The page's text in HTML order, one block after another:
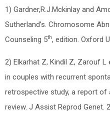
1) Gardner,R.J.Mckinlay and
Sutherland’s. Chromosome
Counseling 5th, edition. Oxford
2) Elkarhat Z, Kindil Z, Zarouf
in couples with recurrent
retrospective study, a report of
review. J Assist Reprod Genet.